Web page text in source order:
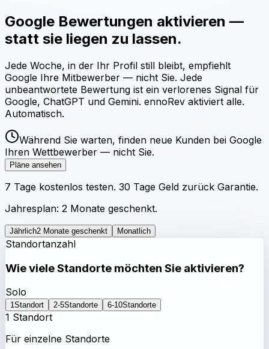
Google Bewertungen aktivieren —
statt sie liegen zu lassen.
Jede Woche, in der Ihr Profil still bleibt, empfiehlt
Google Ihre Mitbewerber — nicht Sie. Jede
unbeantwortete Bewertung ist ein verlorenes Signal für
Google, ChatGPT und Gemini. ennoRev aktiviert alle.
Automatisch.
Während Sie warten, finden neue Kunden bei Google
Ihren Wettbewerber — nicht Sie.
Pläne ansehen
7 Tage kostenlos testen. 30 Tage Geld zurück Garantie.
Jahresplan: 2 Monate geschenkt.
Jährlich2 Monate geschenkt Monatlich
Standortanzahl
Wie viele Standorte möchten Sie aktivieren?
Solo
1Standort 2-5Standorte 6-10Standorte
1 Standort
Für einzelne Standorte